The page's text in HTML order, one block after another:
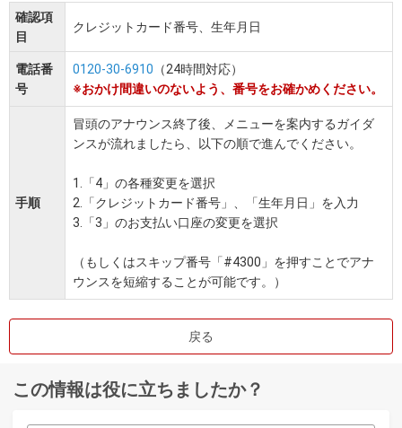
確認項
目
クレジットカード番号、生年月日
電話番
号
0120-30-6910 （24時間対応）
※おかけ間違いのないよう、番号をお確かめください。
手順
冒頭のアナウンス終了後、メニューを案内するガイダ
ンスが流れましたら、以下の順で進んでください。
1.「4」の各種変更を選択
2.「クレジットカード番号」、「生年月日」を入力
3.「3」のお支払い口座の変更を選択
（もしくはスキップ番号「#4300」を押すことでアナ
ウンスを短縮することが可能です。）
戻る
この情報は役に立ちましたか？